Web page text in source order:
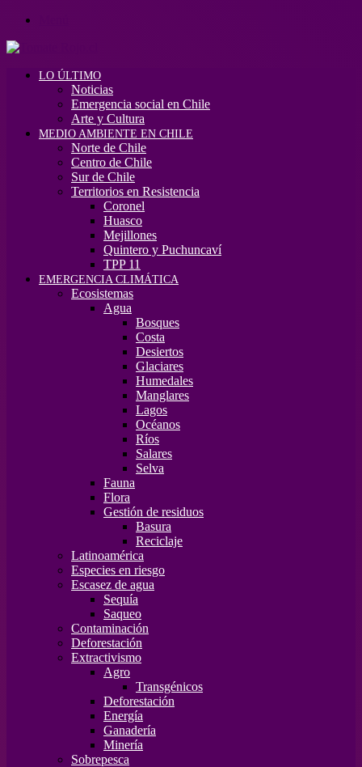
LO ÚLTIMO
Noticias
Emergencia social en Chile
Arte y Cultura
MEDIO AMBIENTE EN CHILE
Norte de Chile
Centro de Chile
Sur de Chile
Territorios en Resistencia
Coronel
Huasco
Mejillones
Quintero y Puchuncaví
TPP 11
EMERGENCIA CLIMÁTICA
Ecosistemas
Agua
Bosques
Costa
Desiertos
Glaciares
Humedales
Manglares
Lagos
Océanos
Ríos
Salares
Selva
Fauna
Flora
Gestión de residuos
Basura
Reciclaje
Latinoamérica
Especies en riesgo
Escasez de agua
Sequía
Saqueo
Contaminación
Deforestación
Extractivismo
Agro
Transgénicos
Deforestación
Energía
Ganadería
Minería
Sobrepesca